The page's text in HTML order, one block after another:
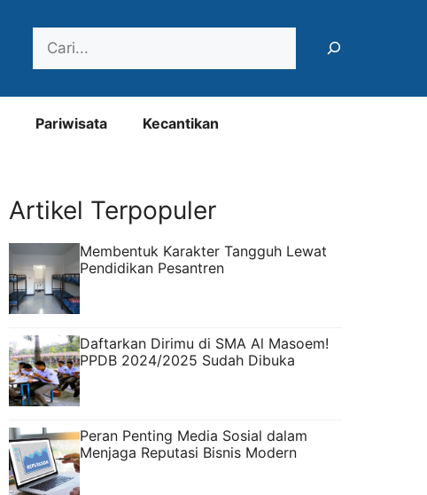
Pariwisata Kecantikan
Artikel Terpopuler
Membentuk Karakter Tangguh Lewat
Pendidikan Pesantren
Daftarkan Dirimu di SMA Al Masoem!
PPDB 2024/2025 Sudah Dibuka
Peran Penting Media Sosial dalam
Menjaga Reputasi Bisnis Modern